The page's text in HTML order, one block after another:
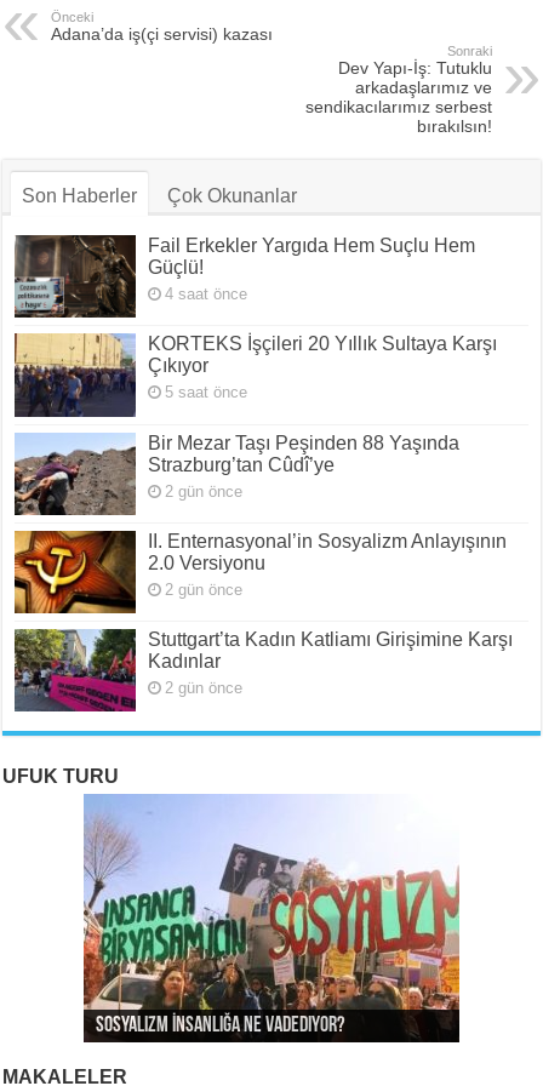
Önceki
Adana’da iş(çi servisi) kazası
Sonraki
Dev Yapı-İş: Tutuklu
arkadaşlarımız ve
sendikacılarımız serbest
bırakılsın!
Son Haberler Çok Okunanlar
Fail Erkekler Yargıda Hem Suçlu Hem
Güçlü!
4 saat önce
KORTEKS İşçileri 20 Yıllık Sultaya Karşı
Çıkıyor
5 saat önce
Bir Mezar Taşı Peşinden 88 Yaşında
Strazburg’tan Cûdî’ye
2 gün önce
II. Enternasyonal’in Sosyalizm Anlayışının
2.0 Versiyonu
2 gün önce
Stuttgart’ta Kadın Katliamı Girişimine Karşı
Kadınlar
2 gün önce
UFUK TURU
Sosyalizm İnsanlığa Ne Vadediyor?
ROJAVA: Rehavete Kapılan Bir Devrimin Hazin
Gerileyişi -III
ROJAVA: Rehavete Kapılan Bir Devrimin Hazin
Gerileyişi -II
Rojava: Rehavete Kapılan Bir Devrimin Hazin
Gerileyişi*
Rojava Devrimi İçin Yangın Alarmı
MAKALELER